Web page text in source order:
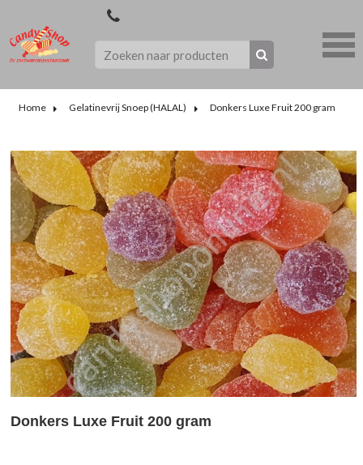
Home Gelatinevrij Snoep (HALAL) Donkers Luxe Fruit 200 gram
Donkers Luxe Fruit 200 gram